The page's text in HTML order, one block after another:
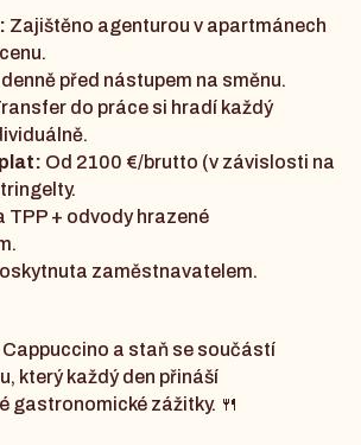
Zajištěno agenturou v apartmánech
denně před nástupem na směnu.
do práce si hradí každý
Od 2100 €/brutto (v závislosti na
+ odvody hrazené
zaměstnavatelem.
Cappuccino a staň se součástí
který každý den přináší
gastronomické zážitky. 🍴